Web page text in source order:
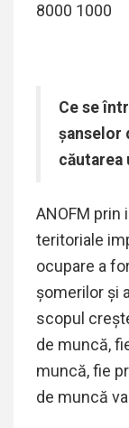
8000 1000
Ce se
şanselor
căutarea
ANOFM
teritoriale
ocupare a
șomerilor și
scopul
de muncă,
muncă, fie
de muncă